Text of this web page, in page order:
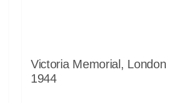
Victoria Memorial, London
1944